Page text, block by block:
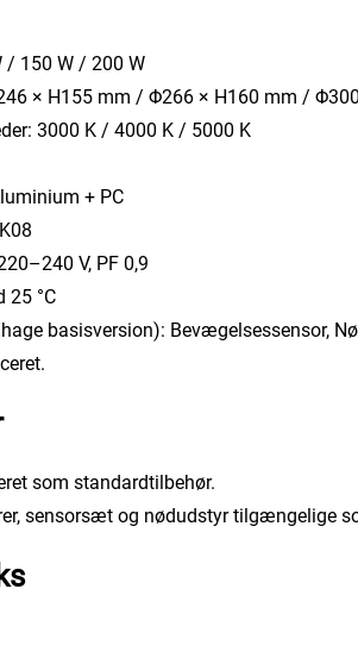
/ 150 W / 200 W
× H155 mm / Φ266 × H160 mm /
3000 K / 4000 K / 5000 K
+ PC
V, PF 0,9
25 °C
basisversion): Bevægelsessensor,
som standardtilbehør.
sensorsæt og nødudstyr tilgængelige